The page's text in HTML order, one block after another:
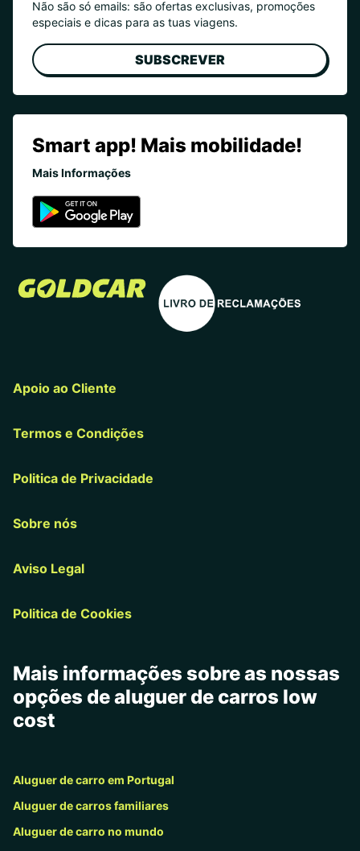
Não são só emails: são ofertas exclusivas, promoções
especiais e dicas para as tuas viagens.
SUBSCREVER
Smart app! Mais mobilidade!
Mais Informações
Apoio ao Cliente
Termos e Condições
Politica de Privacidade
Sobre nós
Aviso Legal
Politica de Cookies
Mais informações sobre as nossas
opções de aluguer de carros low
cost
Aluguer de carro em Portugal
Aluguer de carros familiares
Aluguer de carro no mundo